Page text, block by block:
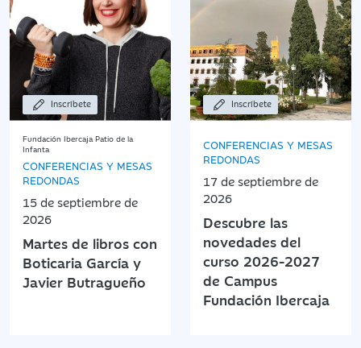
Inscríbete
Fundación Ibercaja Patio de la
Infanta
CONFERENCIAS Y MESAS
REDONDAS
15 de septiembre de
2026
Martes de libros con
Boticaria García y
Javier Butragueño
Inscríbete
CONFERENCIAS Y MESAS
REDONDAS
17 de septiembre de
2026
Descubre las
novedades del
curso 2026-2027
de Campus
Fundación Ibercaja